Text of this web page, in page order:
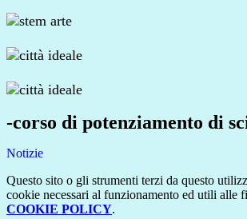
-corso di potenziamento di
Notizie
Questo sito o gli strumenti terzi da questo
cookie necessari al funzionamento ed utili alle
COOKIE POLICY.